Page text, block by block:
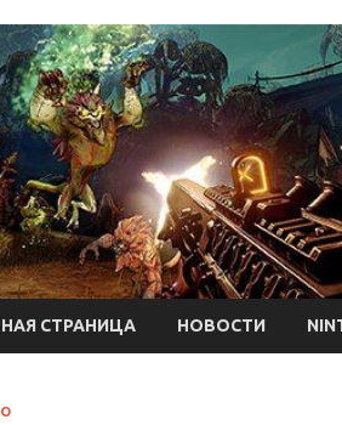
СТРАНИЦА НОВОСТИ